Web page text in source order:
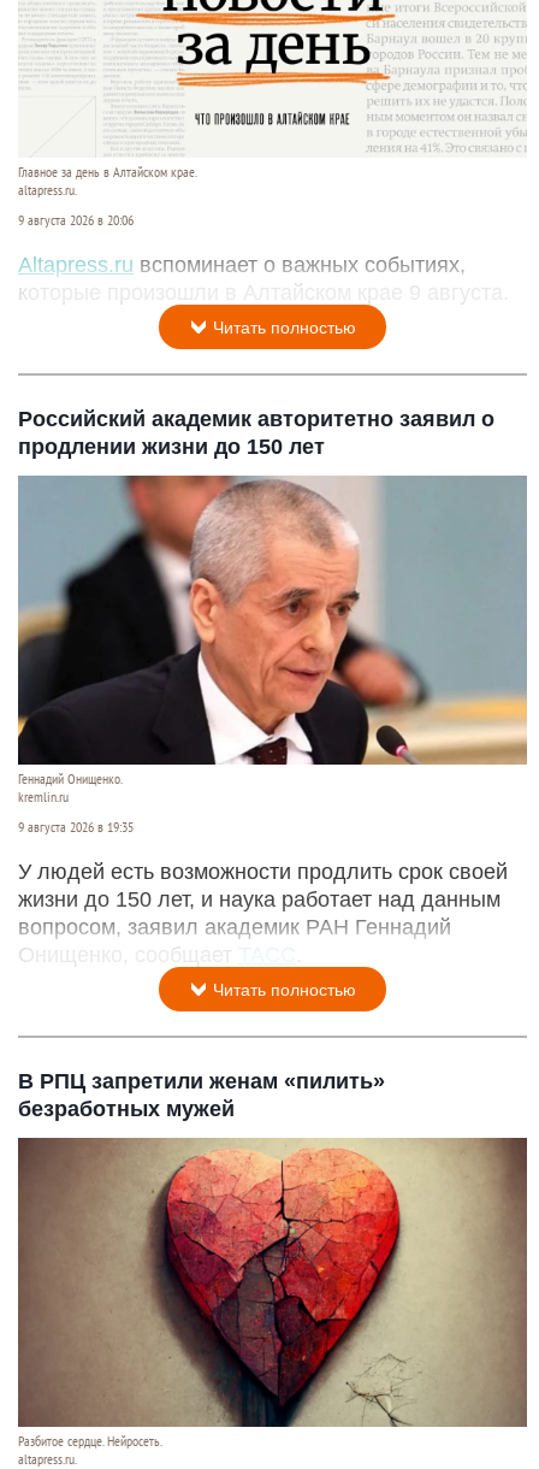
Главное за день в Алтайском крае.
altapress.ru.
9 августа 2026 в 20:06
Altapress.ru вспоминает о важных событиях,
которые произошли в Алтайском крае 9 августа.
Читать полностью
Российский академик авторитетно заявил о
продлении жизни до 150 лет
Геннадий Онищенко.
kremlin.ru
9 августа 2026 в 19:35
У людей есть возможности продлить срок своей
жизни до 150 лет, и наука работает над данным
вопросом, заявил академик РАН Геннадий
Онищенко, сообщает ТАСС
Читать полностью
В РПЦ запретили женам «пилить»
безработных мужей
Разбитое сердце. Нейросеть.
altapress.ru.